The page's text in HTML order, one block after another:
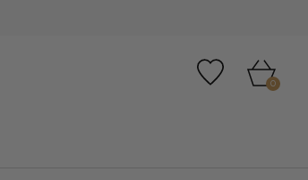
Tilføj til
0